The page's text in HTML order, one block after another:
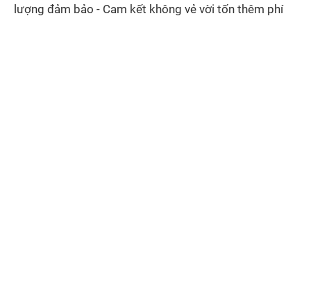
lượng đảm bảo - Cam kết không vẻ vời tốn thêm phí